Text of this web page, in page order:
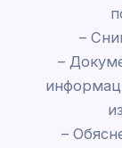
–
–
–